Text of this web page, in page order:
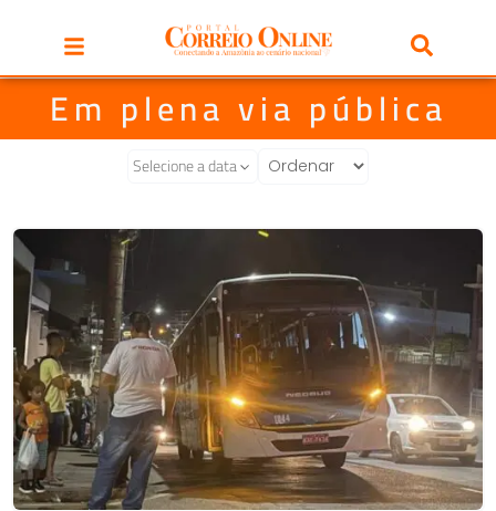
Em plena via pública
Selecione a data